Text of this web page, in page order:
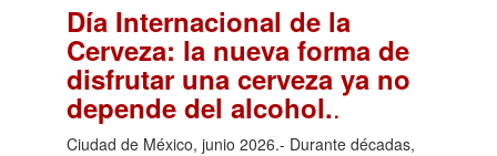
Día Internacional de la
Cerveza: la nueva forma de
disfrutar una cerveza ya no
depende del alcohol..
Ciudad de México, junio 2026.- Durante décadas,